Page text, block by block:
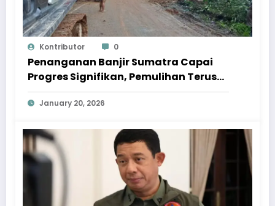
Kontributor 0
Penanganan Banjir Sumatra Capai
Progres Signifikan, Pemulihan Terus
Dipercepat
January 20, 2026